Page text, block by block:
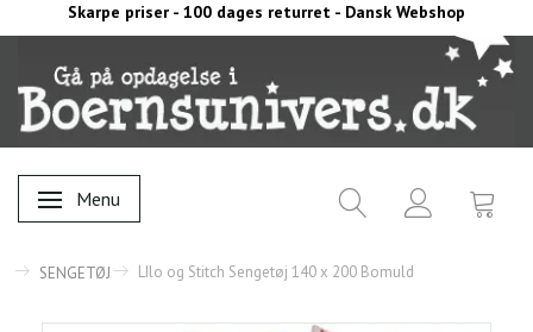
Skarpe priser - 100 dages returret - Dansk Webshop
Skifte navigation
Menu
SENGETØJ LIlo og Stitch Sengetøj 140 x 200 Bomuld